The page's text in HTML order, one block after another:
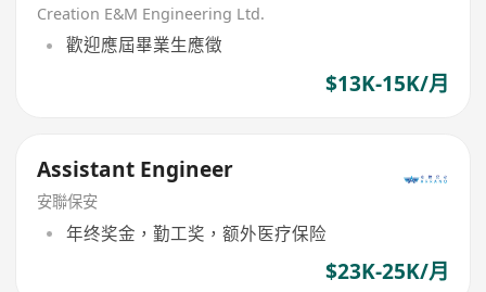
Creation E&M Engineering Ltd.
歡迎應屆畢業生應徵
$13K-15K/月
Assistant Engineer
安聯保安
年终奖金，勤工奖，额外医疗保险
$23K-25K/月